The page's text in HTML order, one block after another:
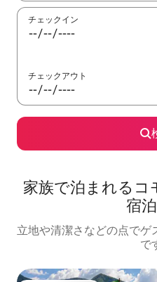
チェックイン
チェックアウト
家族で泊まれるコ
宿⁠
立地や清潔さなどの点で
で